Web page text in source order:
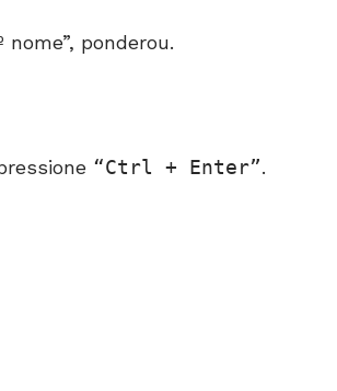
ponderou.
Ctrl + Enter .